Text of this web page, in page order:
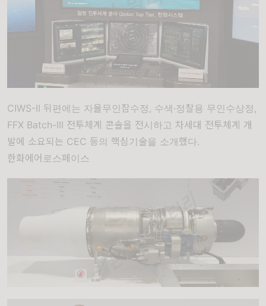
CIWS-II 뒤편에는 자율무인잠수정, 수색·정찰용 무인수상정,
FFX Batch-III 전투체계 콘솔을 전시하고 차세대 전투체계 개
발에 소요되는 CEC 등의 핵심기술을 소개했다.
한화에어로스페이스